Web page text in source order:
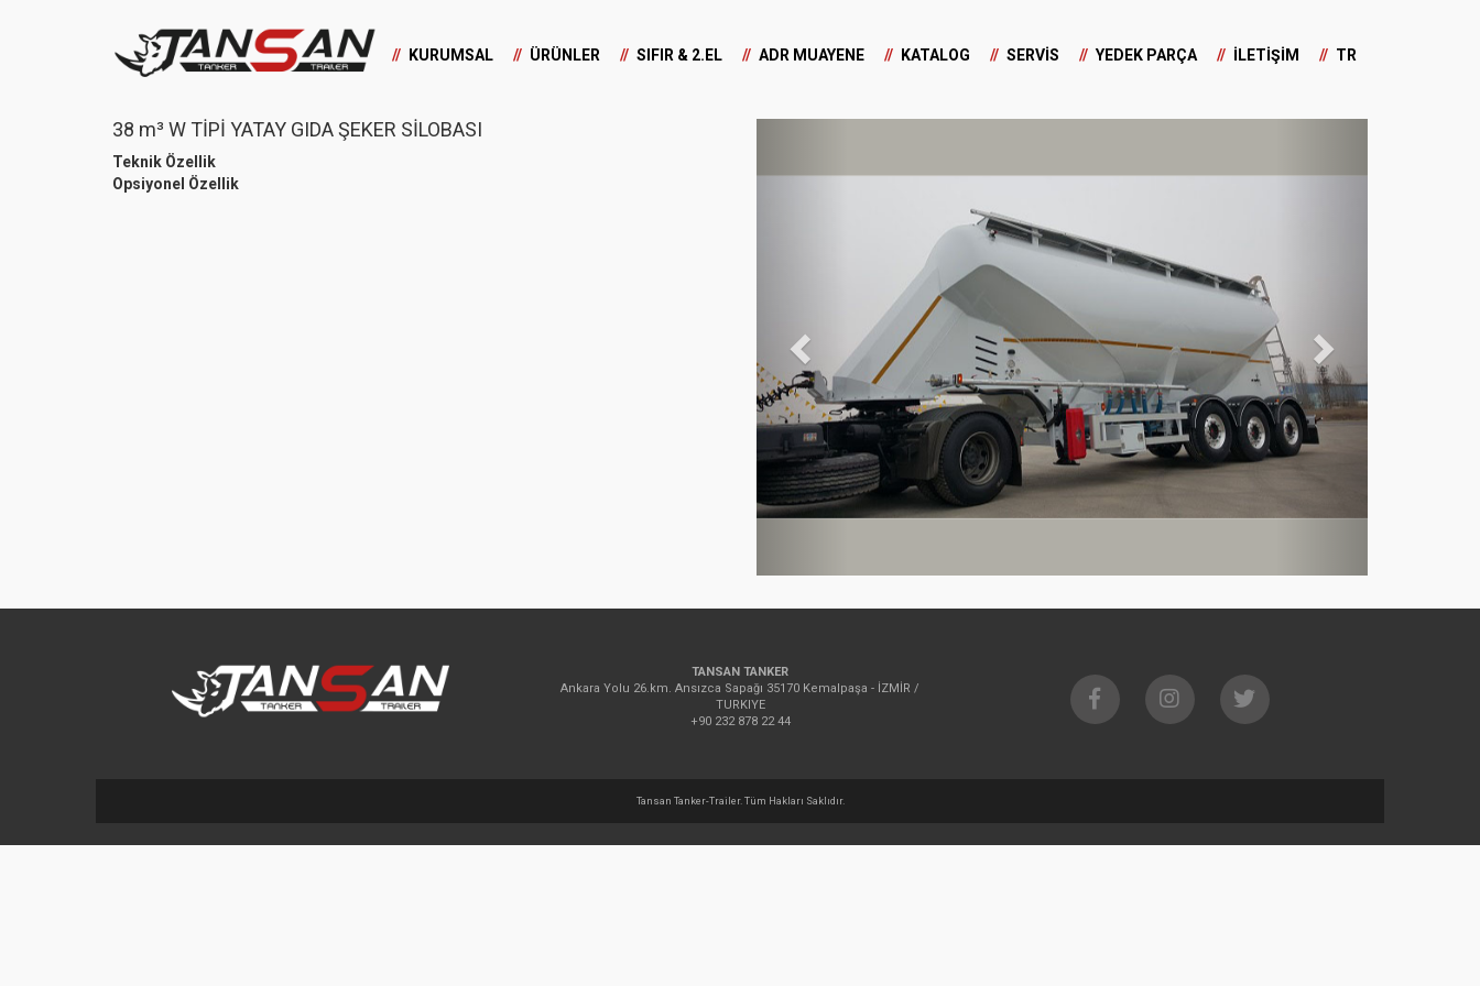
KURUMSAL ÜRÜNLER SIFIR & 2.EL ADR MUAYENE KATALOG SERVİS YEDEK PARÇA İLETİŞİM TR
38 m³ W TİPİ YATAY GIDA ŞEKER SİLOBASI
Teknik Özellik
Opsiyonel Özellik
TANSAN TANKER
Ankara Yolu 26.km. Ansızca Sapağı 35170 Kemalpaşa - İZMİR /
TURKIYE
+90 232 878 22 44
Tansan Tanker-Trailer. Tüm Hakları Saklıdır.